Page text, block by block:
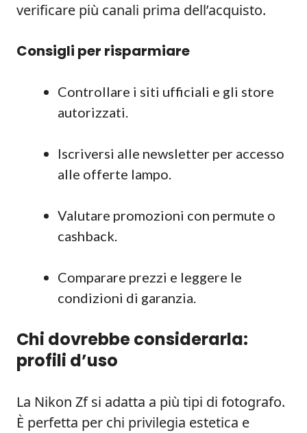
verificare più canali prima dell’acquisto.
Consigli per risparmiare
Controllare i siti ufficiali e gli store
autorizzati.
Iscriversi alle newsletter per accesso
alle offerte lampo.
Valutare promozioni con permute o
cashback.
Comparare prezzi e leggere le
condizioni di garanzia.
Chi dovrebbe considerarla:
profili d’uso
La Nikon Zf si adatta a più tipi di fotografo.
È perfetta per chi privilegia estetica e